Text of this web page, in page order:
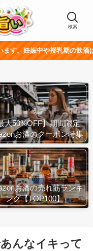
検索
授乳期の飲酒は、胎児・乳
大50%OFF】期間限定
お酒のクーポン特集
お酒の売れ筋ランキ
ング【TOP100】
んなイキって